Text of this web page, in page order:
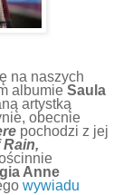
na naszych
albumie Saula
artystką
obecnie
pochodzi z jej
Rain,
Anne
wywiadu